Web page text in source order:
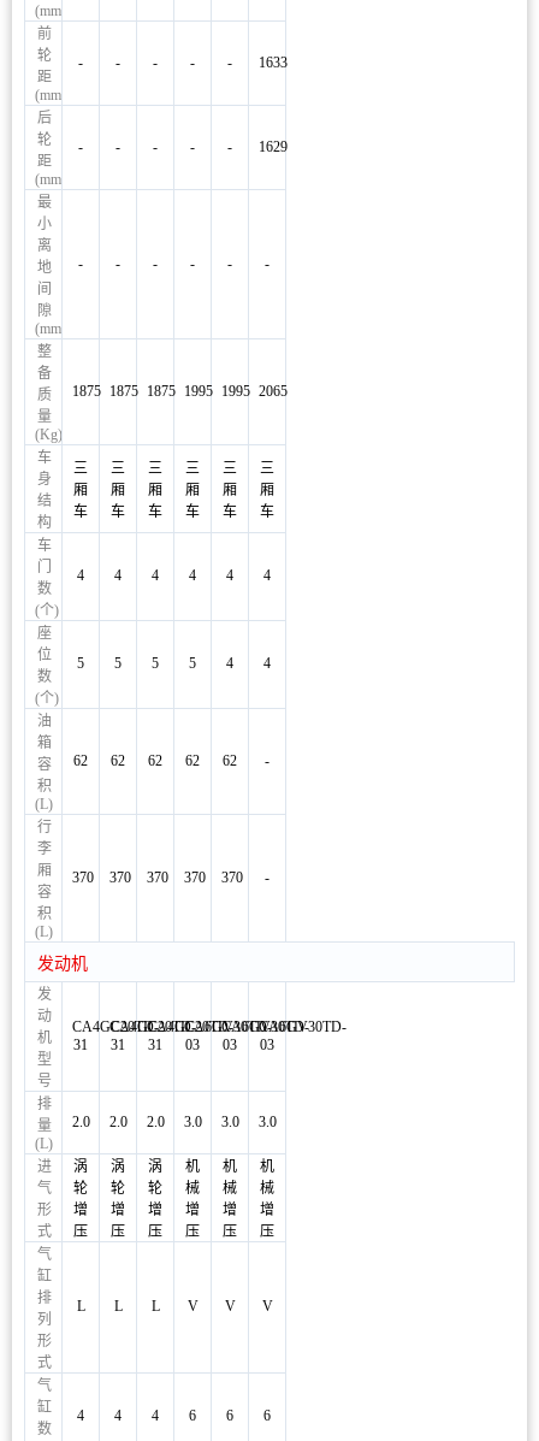
(mm)
前
轮
距
(mm)
- - - - - 1633
后
轮
距
(mm)
- - - - - 1629
最
小
离
地
间
隙
(mm)
- - - - - -
整
备
质
量
(Kg)
1875 1875 1875 1995 1995 2065
车
身
结
构
三
厢
车
三
厢
车
三
厢
车
三
厢
车
三
厢
车
三
厢
车
车
门
数
(个)
4 4 4 4 4 4
座
位
数
(个)
5 5 5 5 4 4
油
箱
容
积
(L)
62 62 62 62 62 -
行
李
厢
容
积
(L)
370 370 370 370 370 -
发动机
发
动
机
型
号
CA4GC20TD-
31
CA4GC20TD-
31
CA4GC20TD-
31
CA6GV30TD-
03
CA6GV30TD-
03
CA6GV30TD-
03
排
量
(L)
2.0 2.0 2.0 3.0 3.0 3.0
进
气
形
式
涡
轮
增
压
涡
轮
增
压
涡
轮
增
压
机
械
增
压
机
械
增
压
机
械
增
压
气
缸
排
列
形
式
L L L V V V
气
缸
数
4 4 4 6 6 6